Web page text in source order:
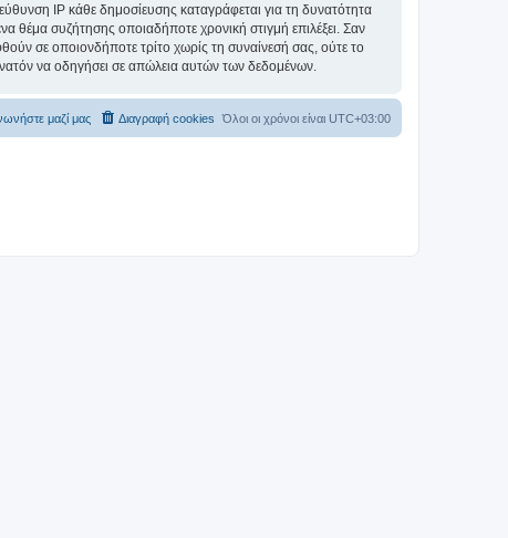
IP κάθε δημοσίευσης καταγράφεται για τη δυνατότητα
θέμα συζήτησης οποιαδήποτε χρονική στιγμή επιλέξει. Σαν
σε οποιονδήποτε τρίτο χωρίς τη συναίνεσή σας, ούτε το
να οδηγήσει σε απώλεια αυτών των δεδομένων.
Όλοι οι χρόνοι είναι UTC+03:00
Διαγραφή cookies
μαζί μας